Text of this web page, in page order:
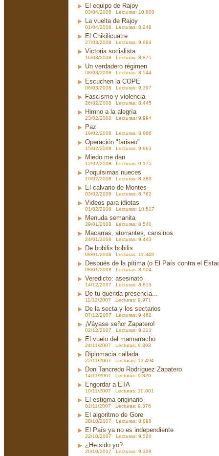
El equipo de Rajoy
03/04/2008 Lecturas: 10.800
La vuelta de Rajoy
01/04/2008 Lecturas: 8.248
El Chikilicuatre
27/03/2008 Lecturas: 9.994
Victoria socialista
16/03/2008 Lecturas: 8.875
Un verdadero régimen
08/03/2008 Lecturas: 8.544
Escuchen la COPE
06/03/2008 Lecturas: 9.397
Fascismo y violencia
26/02/2008 Lecturas: 8.445
Himno a la alegría
23/02/2008 Lecturas: 9.994
Paz
19/02/2008 Lecturas: 8.866
Operación "fariseo"
15/02/2008 Lecturas: 9.863
Miedo me dan
12/02/2008 Lecturas: 9.175
Poquísimas nueces
10/02/2008 Lecturas: 8.383
El calvario de Montes
03/02/2008 Lecturas: 8.762
Videos para idiotas
01/02/2008 Lecturas: 10.517
Menuda semanita
29/01/2008 Lecturas: 8.540
Macarras, atorrantes, cansinos
24/01/2008 Lecturas: 9.443
De bobilis bobilis
08/01/2008 Lecturas: 11.349
Después de la pítima (o El País contra el
08/01/2008 Lecturas: 8.904
Veredicto: asesinato
14/12/2007 Lecturas: 8.813
De tu querida presencia...
11/12/2007 Lecturas: 9.971
De la secta y los sectarios
07/12/2007 Lecturas: 9.462
¡Váyase señor Zapatero!
02/12/2007 Lecturas: 9.313
El vuelo del mamarracho
24/11/2007 Lecturas: 9.393
Diplomacia callada
22/11/2007 Lecturas: 13.494
Don Tancredo Rodríguez Zapatero
14/11/2007 Lecturas: 9.820
Engordar a ETA
10/11/2007 Lecturas: 10.001
El estigma originario
01/11/2007 Lecturas: 9.376
El algoritmo de Gore
28/10/2007 Lecturas: 8.898
El País ya no es independiente
22/10/2007 Lecturas: 9.520
¿He sido yo?
20/10/2007 Lecturas: 9.329